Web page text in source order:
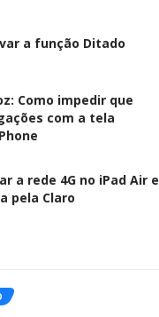
a função Ditado
Como impedir que
com a tela
a rede 4G no iPad Air e
pela Claro